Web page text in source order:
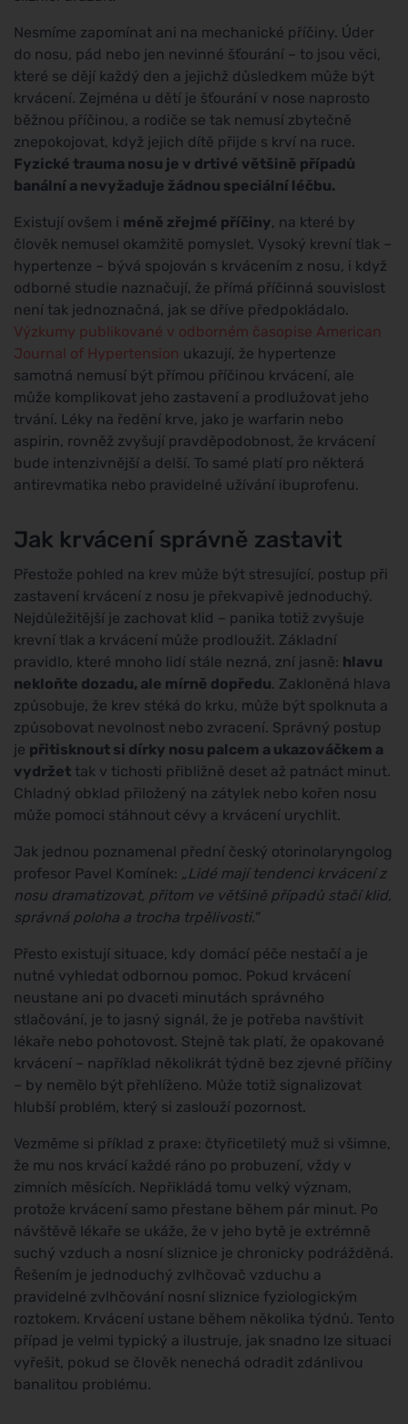
Nesmíme zapomínat ani na mechanické příčiny. Úder
do nosu, pád nebo jen nevinné šťourání – to jsou věci,
které se dějí každý den a jejichž důsledkem může být
krvácení. Zejména u dětí je šťourání v nose naprosto
běžnou příčinou, a rodiče se tak nemusí zbytečně
znepokojovat, když jejich dítě přijde s krví na ruce.
Fyzické trauma nosu je v drtivé většině případů
banální a nevyžaduje žádnou speciální léčbu.
Existují ovšem i méně zřejmé příčiny, na které by
člověk nemusel okamžitě pomyslet. Vysoký krevní tlak –
hypertenze – bývá spojován s krvácením z nosu, i když
odborné studie naznačují, že přímá příčinná souvislost
není tak jednoznačná, jak se dříve předpokládalo.
Výzkumy publikované v odborném časopise American
Journal of Hypertension ukazují, že hypertenze
samotná nemusí být přímou příčinou krvácení, ale
může komplikovat jeho zastavení a prodlužovat jeho
trvání. Léky na ředění krve, jako je warfarin nebo
aspirin, rovněž zvyšují pravděpodobnost, že krvácení
bude intenzivnější a delší. To samé platí pro některá
antirevmatika nebo pravidelné užívání ibuprofenu.
Jak krvácení správně zastavit
Přestože pohled na krev může být stresující, postup při
zastavení krvácení z nosu je překvapivě jednoduchý.
Nejdůležitější je zachovat klid – panika totiž zvyšuje
krevní tlak a krvácení může prodloužit. Základní
pravidlo, které mnoho lidí stále nezná, zní jasně: hlavu
nekloňte dozadu, ale mírně dopředu. Zakloněná hlava
způsobuje, že krev stéká do krku, může být spolknuta a
způsobovat nevolnost nebo zvracení. Správný postup
je přitisknout si dírky nosu palcem a ukazováčkem a
vydržet tak v tichosti přibližně deset až patnáct minut.
Chladný obklad přiložený na zátylek nebo kořen nosu
může pomoci stáhnout cévy a krvácení urychlit.
Jak jednou poznamenal přední český otorinolaryngolog
profesor Pavel Komínek: „Lidé mají tendenci krvácení z
nosu dramatizovat, přitom ve většině případů stačí klid,
správná poloha a trocha trpělivosti."
Přesto existují situace, kdy domácí péče nestačí a je
nutné vyhledat odbornou pomoc. Pokud krvácení
neustane ani po dvaceti minutách správného
stlačování, je to jasný signál, že je potřeba navštívit
lékaře nebo pohotovost. Stejně tak platí, že opakované
krvácení – například několikrát týdně bez zjevné příčiny
– by nemělo být přehlíženo. Může totiž signalizovat
hlubší problém, který si zaslouží pozornost.
Vezměme si příklad z praxe: čtyřicetiletý muž si všimne,
že mu nos krvácí každé ráno po probuzení, vždy v
zimních měsících. Nepřikládá tomu velký význam,
protože krvácení samo přestane během pár minut. Po
návštěvě lékaře se ukáže, že v jeho bytě je extrémně
suchý vzduch a nosní sliznice je chronicky podrážděná.
Řešením je jednoduchý zvlhčovač vzduchu a
pravidelné zvlhčování nosní sliznice fyziologickým
roztokem. Krvácení ustane během několika týdnů. Tento
případ je velmi typický a ilustruje, jak snadno lze situaci
vyřešit, pokud se člověk nenechá odradit zdánlivou
banalitou problému.